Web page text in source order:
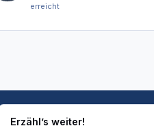
erreicht
Erzähl’s weiter!